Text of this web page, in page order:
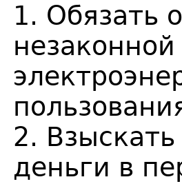
1. Обязать
2.
деньги в